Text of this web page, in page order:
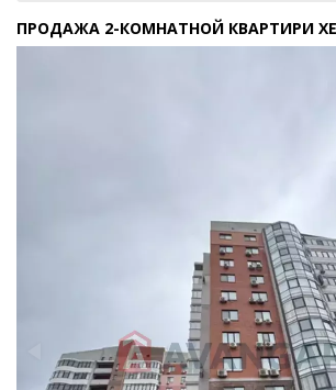
ПРОДАЖА 2-КОМНАТНОЙ КВАРТИРИ